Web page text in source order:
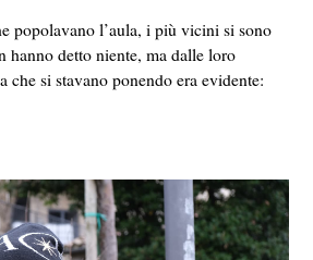
popolavano l’aula, i più vicini si sono
hanno detto niente, ma dalle loro
che si stavano ponendo era evidente: